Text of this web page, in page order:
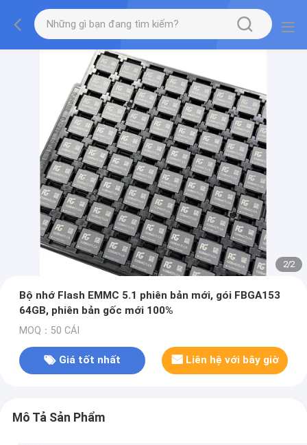
2/2
Bộ nhớ Flash EMMC 5.1 phiên bản mới, gói FBGA153
64GB, phiên bản gốc mới 100%
MOQ：50 CÁI
Giá tốt nhất Liên hệ với bây giờ
Mô Tả Sản Phẩm